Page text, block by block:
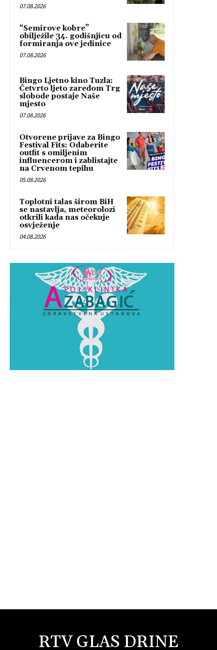
07.08.2026
“Semirove kobre”
obilježile 34. godišnjicu od
formiranja ove jedinice
07.08.2026
Bingo Ljetno kino Tuzla:
Četvrto ljeto zaredom Trg
slobode postaje Naše
mjesto
07.08.2026
Otvorene prijave za Bingo
Festival Fits: Odaberite
outfit s omiljenim
influencerom i zablistajte
na Crvenom tepihu
05.08.2026
Toplotni talas širom BiH
se nastavlja, meteorolozi
otkrili kada nas očekuje
osvježenje
04.08.2026
RTV GLAS DRINE